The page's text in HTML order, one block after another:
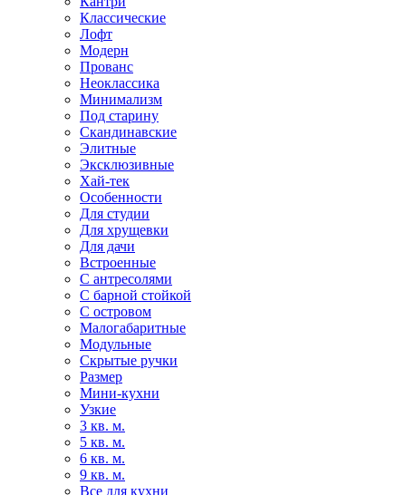
Классические
Лофт
Модерн
Прованс
Неоклассика
Минимализм
Под старину
Скандинавские
Элитные
Эксклюзивные
Хай-тек
Особенности
Для студии
Для хрущевки
Для дачи
Встроенные
С антресолями
С барной стойкой
С островом
Малогабаритные
Модульные
Скрытые ручки
Размер
Мини-кухни
Узкие
3 кв. м.
5 кв. м.
6 кв. м.
9 кв. м.
Все для кухни